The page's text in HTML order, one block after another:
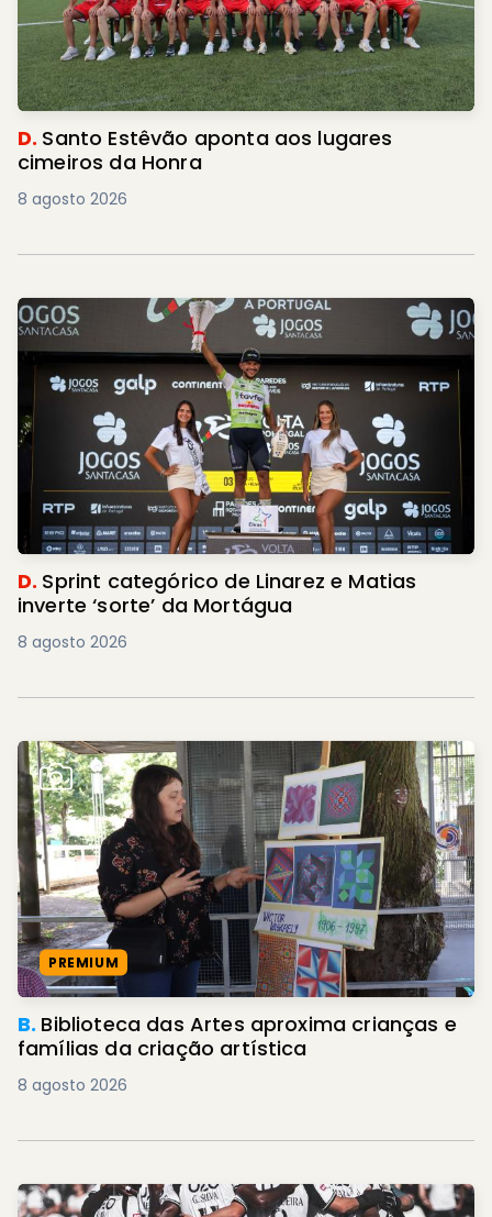
D. Santo Estêvão aponta aos lugares
cimeiros da Honra
8 agosto 2026
D. Sprint categórico de Linarez e Matias
inverte ‘sorte’ da Mortágua
8 agosto 2026
PREMIUM
B. Biblioteca das Artes aproxima crianças e
famílias da criação artística
8 agosto 2026